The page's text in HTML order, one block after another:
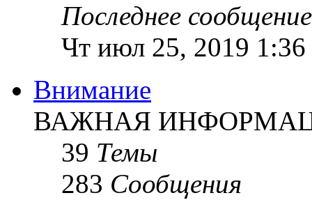
Последнее сообщение
Чт июл 25, 2019 1:36
Внимание
ВАЖНАЯ
39 Темы
283 Сообщения